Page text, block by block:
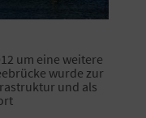
um eine weitere
wurde zur
und als